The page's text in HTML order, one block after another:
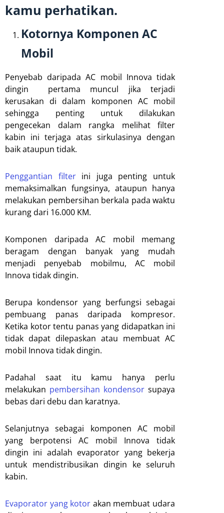
kamu perhatikan.
Kotornya Komponen AC
Mobil
Penyebab daripada AC mobil Innova tidak
dingin pertama muncul jika terjadi
kerusakan di dalam komponen AC mobil
sehingga penting untuk dilakukan
pengecekan dalam rangka melihat filter
kabin ini terjaga atas sirkulasinya dengan
baik ataupun tidak.
Penggantian filterini juga penting untuk
memaksimalkan fungsinya, ataupun hanya
melakukan pembersihan berkala pada waktu
kurang dari 16.000 KM.
Komponen daripada AC mobil memang
beragam dengan banyak yang mudah
menjadi penyebab mobilmu, AC mobil
Innova tidak dingin.
Berupa kondensor yang berfungsi sebagai
pembuang panas daripada kompresor.
Ketika kotor tentu panas yang didapatkan ini
tidak dapat dilepaskan atau membuat AC
mobil Innova tidak dingin.
Padahal saat itu kamu hanya perlu
melakukan pembersihan kondensor supaya
bebas dari debu dan karatnya.
Selanjutnya sebagai komponen AC mobil
yang berpotensi AC mobil Innova tidak
dingin ini adalah evaporator yang bekerja
untuk mendistribusikan dingin ke seluruh
kabin.
Evaporator yang kotor akan membuat udara